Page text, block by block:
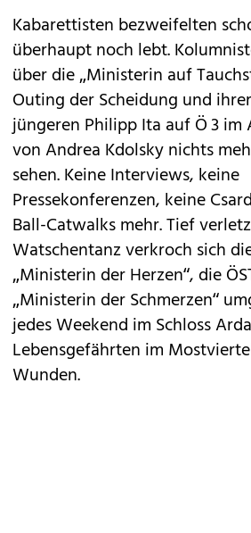
Kabarettisten bezweifelten
überhaupt noch lebt.
über die „Ministerin auf
Outing der Scheidung und
jüngeren Philipp Ita auf Ö 3 im
von ­Andrea Kdolsky nichts
sehen. Keine Interviews, keine
Pressekonferenzen, keine
Ball-Catwalks mehr. Tief
Watschentanz verkroch sich
„Ministerin der Herzen“, die
„Ministerin der Schmerzen“
jedes Weekend im Schloss
Lebensgefährten im
Wunden.